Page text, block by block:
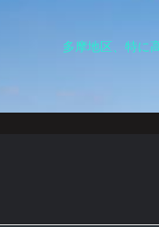
多摩地区、特に